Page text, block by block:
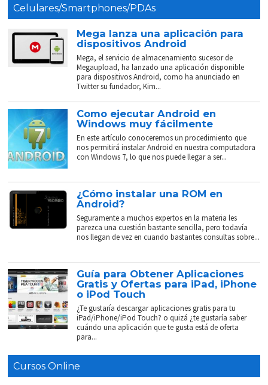
Celulares/Smartphones/PDAs
Mega lanza una aplicación para
dispositivos Android
Mega, el servicio de almacenamiento sucesor de
Megaupload, ha lanzado una aplicación disponible
para dispositivos Android, como ha anunciado en
Twitter su fundador, Kim...
Como ejecutar Android en
Windows muy fácilmente
En este artículo conoceremos un procedimiento que
nos permitirá instalar Android en nuestra computadora
con Windows 7, lo que nos puede llegar a ser...
¿Cómo instalar una ROM en
Android?
Seguramente a muchos expertos en la materia les
parezca una cuestión bastante sencilla, pero todavía
nos llegan de vez en cuando bastantes consultas sobre...
Guía para Obtener Aplicaciones
Gratis y Ofertas para iPad, iPhone
o iPod Touch
¿Te gustaría descargar aplicaciones gratis para tu
iPad/iPhone/iPod Touch? o quizá ¿te gustaría saber
cuándo una aplicación que te gusta está de oferta
para...
Cursos Online